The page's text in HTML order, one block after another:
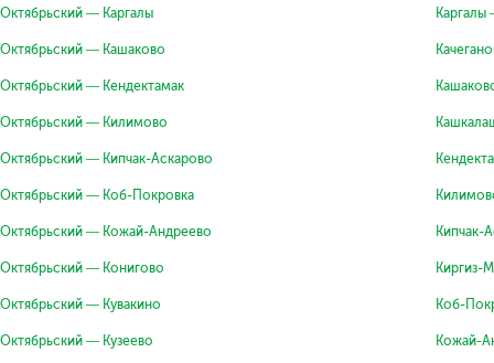
Октябрьский — Каргалы
Октябрьский — Кашаково
Октябрьский — Кендектамак
Октябрьский — Килимово
Октябрьский — Кипчак-Аскарово
Октябрьский — Коб-Покровка
Октябрьский — Кожай-Андреево
Октябрьский — Конигово
Октябрьский — Кувакино
Октябрьский — Кузеево
Кипчак-
Киргиз-
Коб-
Кожай-